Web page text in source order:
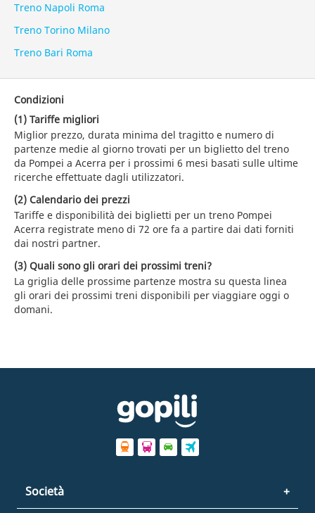
Treno Napoli Roma
Treno Torino Milano
Treno Bari Roma
Condizioni
(1) Tariffe migliori
Miglior prezzo, durata minima del tragitto e numero di
partenze medie al giorno trovati per un biglietto del treno
da Pompei a Acerra per i prossimi 6 mesi basati sulle ultime
ricerche effettuate dagli utilizzatori.
(2) Calendario dei prezzi
Tariffe e disponibilità dei biglietti per un treno Pompei
Acerra registrate meno di 72 ore fa a partire dai dati forniti
dai nostri partner.
(3) Quali sono gli orari dei prossimi treni?
La griglia delle prossime partenze mostra su questa linea
gli orari dei prossimi treni disponibili per viaggiare oggi o
domani.
Società